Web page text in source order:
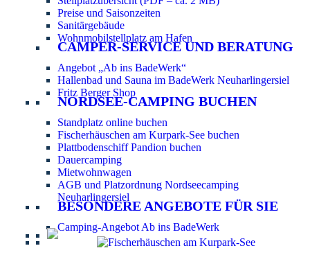
Preise und Saisonzeiten
Sanitärgebäude
Wohnmobilstellplatz am Hafen
CAMPER-SERVICE UND BERATUNG
Angebot „Ab ins BadeWerk“
Hallenbad und Sauna im BadeWerk Neuharlingersiel
Fritz Berger Shop
NORDSEE-CAMPING BUCHEN
Standplatz online buchen
Fischerhäuschen am Kurpark-See buchen
Plattbodenschiff Pandion buchen
Dauercamping
Mietwohnwagen
AGB und Platzordnung Nordseecamping
Neuharlingersiel
BESONDERE ANGEBOTE FÜR SIE
Camping-Angebot Ab ins BadeWerk